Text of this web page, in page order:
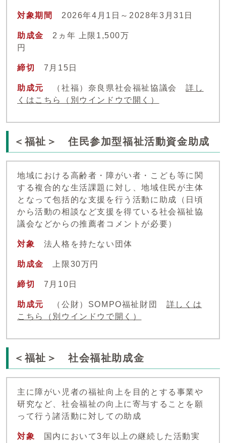
対象期間 2026年4月1日～2028年3月31日
助成金
2ヵ年 上限1,500万
円
締切 7月15日
助成元 （社福）奈良県社会福祉協議会詳し
くはこちら
（別ウインドウで開く）
＜福祉＞ 住民参加型福祉活動資金助成
地域における高齢者・障がい者・こども等に関
する複合的な生活課題に対し、地域住民が主体
となって包括的な支援を行う活動に助成（日頃
から活動の相談など支援を得ている社会福祉協
議会などからの推薦者コメントが必要）
対象 法人格を持たない団体
助成金 上限30万円
締切 7月10日
助成元 （公財）SOMPO福祉財団 詳しくは
こちら
（別ウインドウで開く）
＜福祉＞ 社会福祉助成金
主に障がい児者の福祉向上を目的とする事業や
研究など、社会福祉の向上に寄与することを願
って行う諸活動に対しての助成
対象
国内において3年以上の継続した活動実